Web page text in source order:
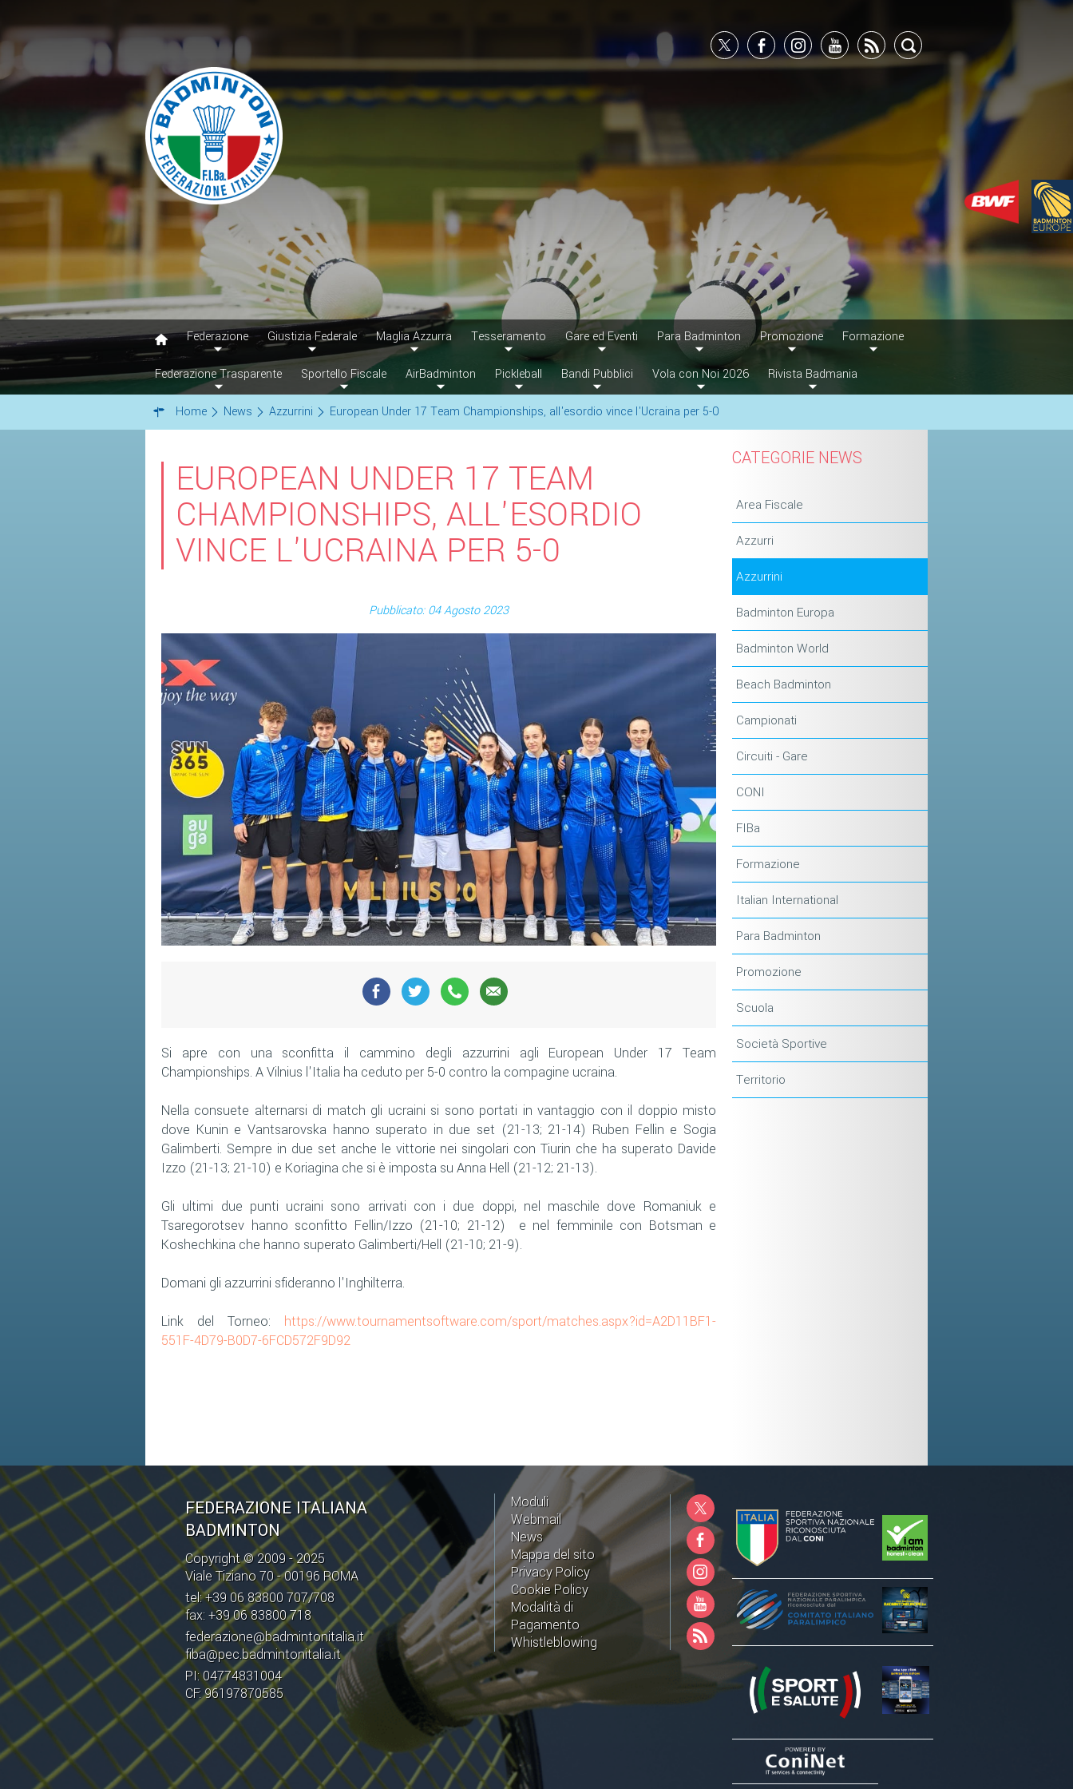
Federazione Giustizia Federale Maglia Azzurra Tesseramento Gare ed Eventi Para Badminton Promozione Formazione
Federazione Trasparente Sportello Fiscale AirBadminton Pickleball Bandi Pubblici Vola con Noi 2026 Rivista Badmania
Home News Azzurrini European Under 17 Team Championships, all'esordio vince l'Ucraina per 5-0
EUROPEAN UNDER 17 TEAM
CHAMPIONSHIPS, ALL'ESORDIO
VINCE L'UCRAINA PER 5-0
Pubblicato: 04 Agosto 2023
Si apre con una sconfitta il cammino degli azzurrini agli European Under 17 Team
Championships. A Vilnius l'Italia ha ceduto per 5-0 contro la compagine ucraina.
Nella consuete alternarsi di match gli ucraini si sono portati in vantaggio con il doppio misto
dove Kunin e Vantsarovska hanno superato in due set (21-13; 21-14) Ruben Fellin e Sogia
Galimberti. Sempre in due set anche le vittorie nei singolari con Tiurin che ha superato Davide
Izzo (21-13; 21-10) e Koriagina che si è imposta su Anna Hell (21-12; 21-13).
Gli ultimi due punti ucraini sono arrivati con i due doppi, nel maschile dove Romaniuk e
Tsaregorotsev hanno sconfitto Fellin/Izzo (21-10; 21-12) e nel femminile con Botsman e
Koshechkina che hanno superato Galimberti/Hell (21-10; 21-9).
Domani gli azzurrini sfideranno l'Inghilterra.
Link del Torneo: https://www.tournamentsoftware.com/sport/matches.aspx?id=A2D11BF1-
551F-4D79-B0D7-6FCD572F9D92
CATEGORIE NEWS
Area Fiscale
Azzurri
Azzurrini
Badminton Europa
Badminton World
Beach Badminton
Campionati
Circuiti - Gare
CONI
FIBa
Formazione
Italian International
Para Badminton
Promozione
Scuola
Società Sportive
Territorio
FEDERAZIONE ITALIANA
BADMINTON
Copyright © 2009 - 2025
Viale Tiziano 70 - 00196 ROMA
tel: +39 06 83800 707/708
fax: +39 06 83800 718
federazione@badmintonitalia.it
fiba@pec.badmintonitalia.it
PI: 04774831004
CF: 96197870585
Moduli
Webmail
News
Mappa del sito
Privacy Policy
Cookie Policy
Modalità di
Pagamento
Whistleblowing